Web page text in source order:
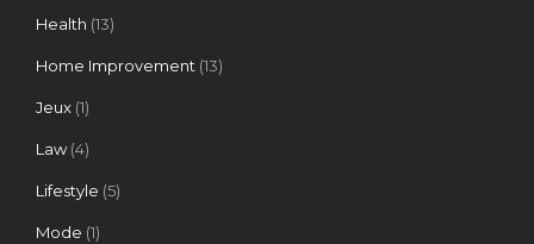
Health (13)
Home Improvement (13)
Jeux (1)
Law(4)
Lifestyle (5)
Mode (1)